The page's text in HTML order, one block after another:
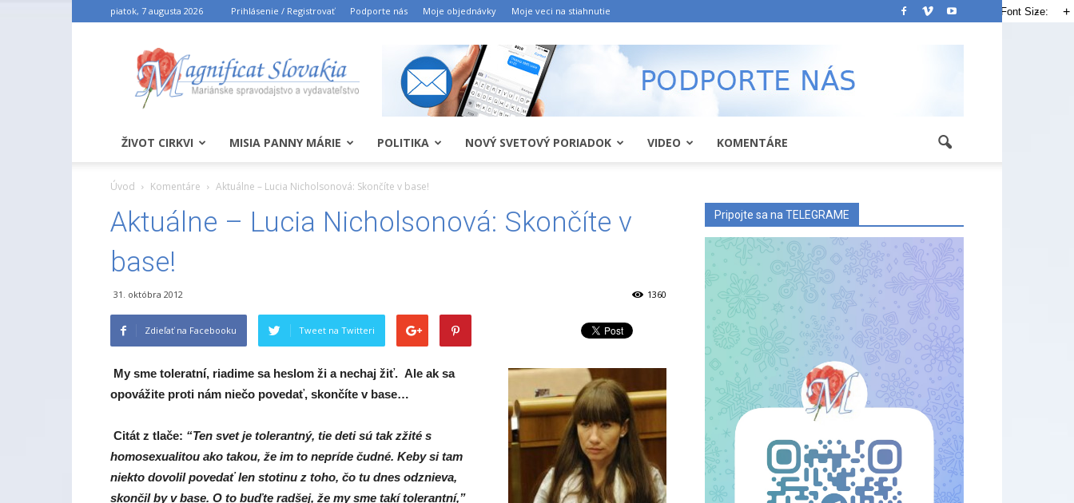
piatok, 7 augusta 2026 Prihlásenie / Registrovať Podporte nás Moje objednávky Moje veci na stiahnutie
ŽIVOT CIRKVI MISIA PANNY MÁRIE POLITIKA NOVÝ SVETOVÝ PORIADOK VIDEO KOMENTÁRE
Úvod Komentáre Aktuálne – Lucia Nicholsonová: Skončíte v base!
Aktuálne – Lucia Nicholsonová: Skončíte v
base!
31. októbra 2012 1360
Zdieľať na Facebooku Tweet na Twitteri
My sme toleratní, riadime sa heslom ži a nechaj žiť. Ale ak sa
opovážite proti nám niečo povedať, skončíte v base…
Citát z tlače: “Ten svet je tolerantný, tie deti sú tak zžité s
homosexualitou ako takou, že im to nepríde čudné. Keby si tam
niekto dovolil povedať len stotinu z toho, čo tu dnes odznieva,
skončil by v base. O to buďte radšej, že my sme takí tolerantní,”
Pripojte sa na TELEGRAME
Font Size:
- +